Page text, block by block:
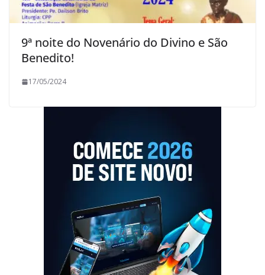
9ª noite do Novenário do Divino e São
Benedito!
17/05/2024